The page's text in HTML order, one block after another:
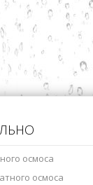
осмоса
осмоса